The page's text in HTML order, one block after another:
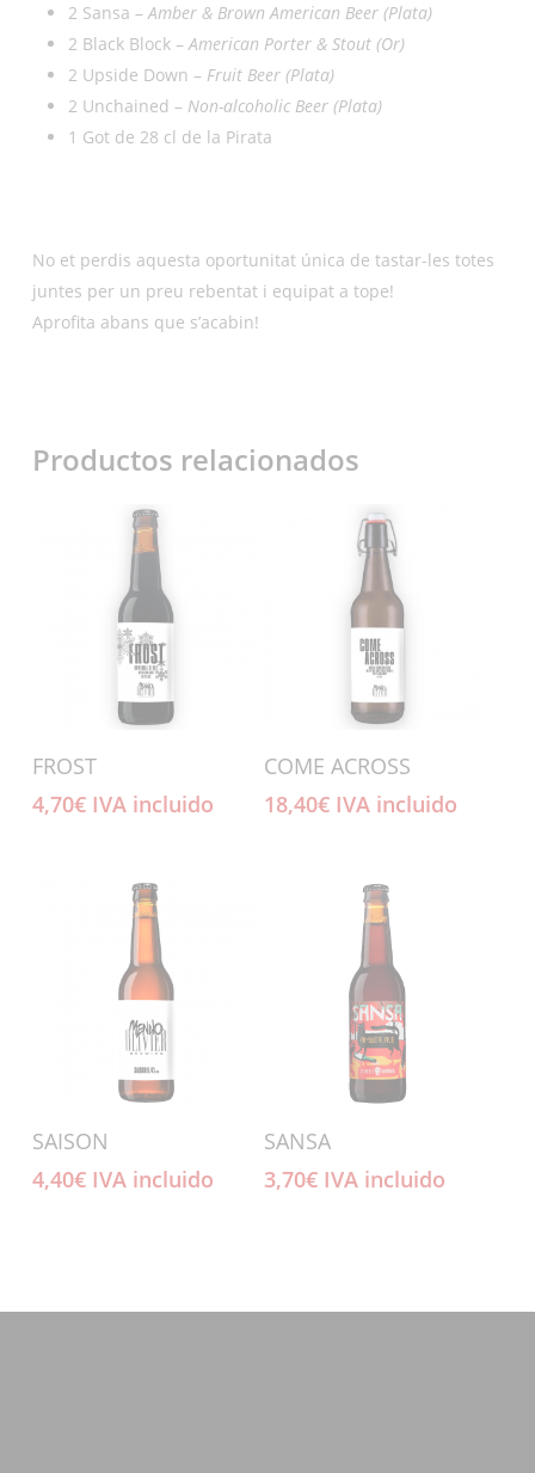
2 Sansa –Amber & Brown American Beer (Plata)
2 Black Block –American Porter & Stout (Or)
2 Upside Down – Fruit Beer (Plata)
2 Unchained – Non-alcoholic Beer (Plata)
1 Got de 28 cl de la Pirata
No et perdis aquesta oportunitat única de tastar-les totes
juntes per un preu rebentat i equipat a tope!
Aprofita abans que s’acabin!
Productos relacionados
Añadir Al Carrito
FROST
4,70€ IVA incluido
Añadir Al Carrito
COME ACROSS
18,40€ IVA incluido
Añadir Al Carrito
SAISON
4,40€ IVA incluido
Añadir Al Carrito
SANSA
3,70€ IVA incluido